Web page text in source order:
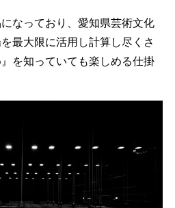
なっており、愛知県芸術文化
最大限に活用し計算し尽くさ
を知っていても楽しめる仕掛